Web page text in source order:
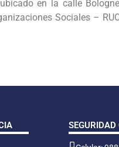
en la calle
Sociales –